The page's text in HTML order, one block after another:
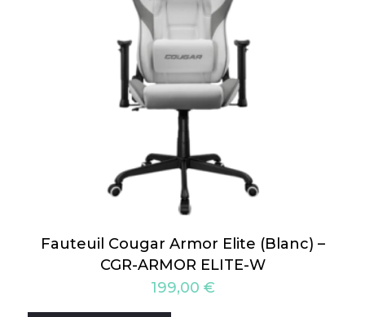
Fauteuil Cougar Armor Elite (Blanc) –
CGR-ARMOR ELITE-W
199,00 €